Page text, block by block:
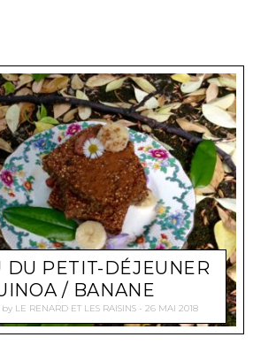
DU PETIT-DÉJEUNER
/ BANANE
by LE RENARD ET LES RAISINS 26 MAI 2018